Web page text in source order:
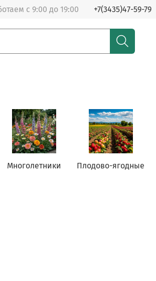
с 9:00 до 19:00 +7(3435)47-59-79
Многолетники Плодово-ягодные